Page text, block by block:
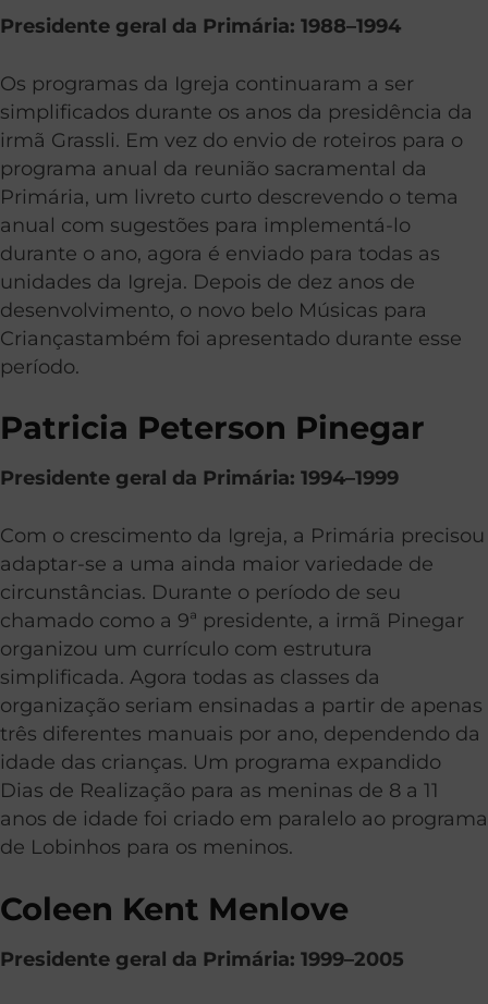
Presidente geral da Primária: 1988–1994
Os programas da Igreja continuaram a ser
simplificados durante os anos da presidência da
irmã Grassli. Em vez do envio de roteiros para o
programa anual da reunião sacramental da
Primária, um livreto curto descrevendo o tema
anual com sugestões para implementá-lo
durante o ano, agora é enviado para todas as
unidades da Igreja. Depois de dez anos de
desenvolvimento, o novo belo Músicas para
Criançastambém foi apresentado durante esse
período.
Patricia Peterson Pinegar
Presidente geral da Primária: 1994–1999
Com o crescimento da Igreja, a Primária precisou
adaptar-se a uma ainda maior variedade de
circunstâncias. Durante o período de seu
chamado como a 9ª presidente, a irmã Pinegar
organizou um currículo com estrutura
simplificada. Agora todas as classes da
organização seriam ensinadas a partir de apenas
três diferentes manuais por ano, dependendo da
idade das crianças. Um programa expandido
Dias de Realização para as meninas de 8 a 11
anos de idade foi criado em paralelo ao programa
de Lobinhos para os meninos.
Coleen Kent Menlove
Presidente geral da Primária: 1999–2005